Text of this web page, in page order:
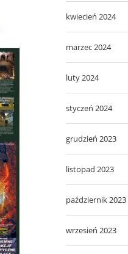
kwiecień 2024
marzec 2024
luty 2024
styczeń 2024
grudzień 2023
listopad 2023
październik 2023
wrzesień 2023